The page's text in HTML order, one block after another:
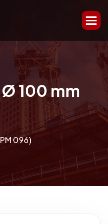
100 mm
096)